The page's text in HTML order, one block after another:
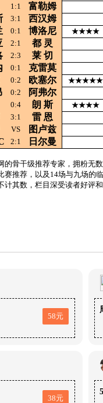
1:1
富勒姆
3:1
西汉姆
0:1 博洛尼 ★★★★
2:1 都 灵
2:3 莱 切
0:1
克雷莫
0:2 欧塞尔 ★★★★★
0:2
阿弗尔
0:4 朗 斯 ★★★★
3:1 雷 恩
VS
图卢兹
2:1 日尔曼
的骨干级推荐专家，拥粉无
赛推荐，以及14场与九场的
计其数，栏目深受读者好评
58元
38元